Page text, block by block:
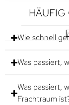
HÄUFIG
Wie schnell
Was passiert,
Was passiert,
Frachtraum